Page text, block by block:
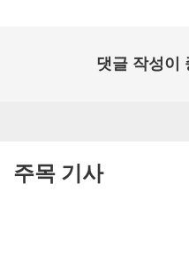
댓글 작성이
주목 기사